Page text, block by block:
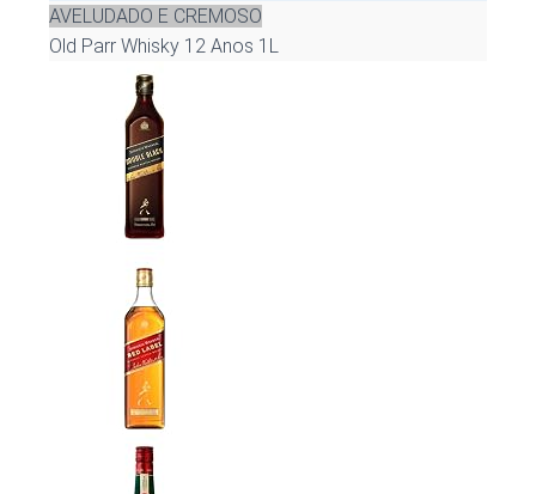
AVELUDADO E CREMOSO
Old Parr Whisky 12 Anos 1L